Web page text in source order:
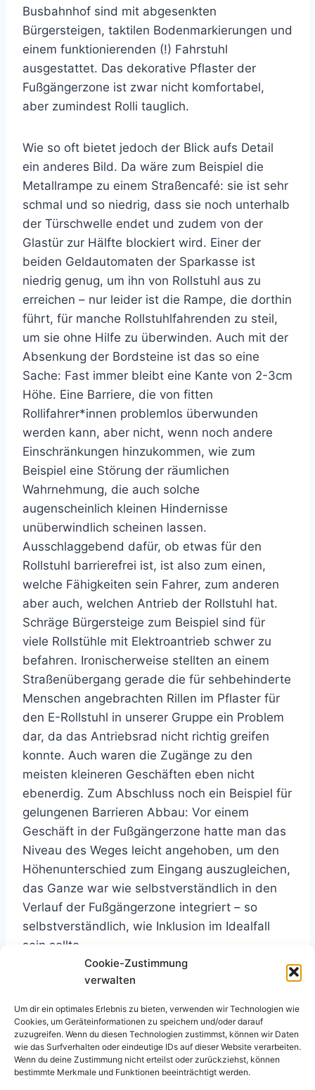
Cookie-Zustimmung
verwalten
Um dir ein optimales Erlebnis zu bieten, verwenden wir Technologien wie
Cookies, um Geräteinformationen zu speichern und/oder darauf
zuzugreifen. Wenn du diesen Technologien zustimmst, können wir Daten
wie das Surfverhalten oder eindeutige IDs auf dieser Website verarbeiten.
Wenn du deine Zustimmung nicht erteilst oder zurückziehst, können
bestimmte Merkmale und Funktionen beeinträchtigt werden.
Busbahnhof sind mit abgesenkten
Bürgersteigen, taktilen Bodenmarkierungen und
einem funktionierenden (!) Fahrstuhl
ausgestattet. Das dekorative Pflaster der
Fußgängerzone ist zwar nicht komfortabel,
aber zumindest Rolli tauglich.
Wie so oft bietet jedoch der Blick aufs Detail
ein anderes Bild. Da wäre zum Beispiel die
Metallrampe zu einem Straßencafé: sie ist sehr
schmal und so niedrig, dass sie noch unterhalb
der Türschwelle endet und zudem von der
Glastür zur Hälfte blockiert wird. Einer der
beiden Geldautomaten der Sparkasse ist
niedrig genug, um ihn von Rollstuhl aus zu
erreichen – nur leider ist die Rampe, die dorthin
führt, für manche Rollstuhlfahrenden zu steil,
um sie ohne Hilfe zu überwinden. Auch mit der
Absenkung der Bordsteine ist das so eine
Sache: Fast immer bleibt eine Kante von 2-3cm
Höhe. Eine Barriere, die von fitten
Rollifahrer*innen problemlos überwunden
werden kann, aber nicht, wenn noch andere
Einschränkungen hinzukommen, wie zum
Beispiel eine Störung der räumlichen
Wahrnehmung, die auch solche
augenscheinlich kleinen Hindernisse
unüberwindlich scheinen lassen.
Ausschlaggebend dafür, ob etwas für den
Rollstuhl barrierefrei ist, ist also zum einen,
welche Fähigkeiten sein Fahrer, zum anderen
aber auch, welchen Antrieb der Rollstuhl hat.
Schräge Bürgersteige zum Beispiel sind für
viele Rollstühle mit Elektroantrieb schwer zu
befahren. Ironischerweise stellten an einem
Straßenübergang gerade die für sehbehinderte
Menschen angebrachten Rillen im Pflaster für
den E-Rollstuhl in unserer Gruppe ein Problem
dar, da das Antriebsrad nicht richtig greifen
konnte. Auch waren die Zugänge zu den
meisten kleineren Geschäften eben nicht
ebenerdig. Zum Abschluss noch ein Beispiel für
gelungenen Barrieren Abbau: Vor einem
Geschäft in der Fußgängerzone hatte man das
Niveau des Weges leicht angehoben, um den
Höhenunterschied zum Eingang auszugleichen,
das Ganze war wie selbstverständlich in den
Verlauf der Fußgängerzone integriert – so
selbstverständlich, wie Inklusion im Idealfall
sein sollte.
Schlagworte:
Beitragsnavigation
ZURÜCK
Gruppe „Ruhrpott“
WEITER
Barriere-Check in